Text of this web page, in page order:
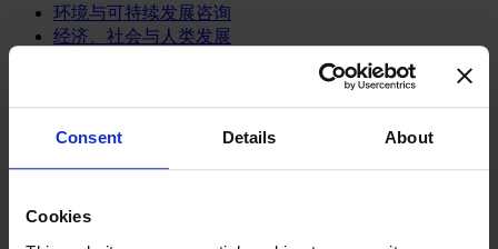
Consent Details About
Cookies
环境与可持续发展咨询
经济、社会与人类发展
媒体和娱乐业
消费品
餐饮、旅游与酒店业